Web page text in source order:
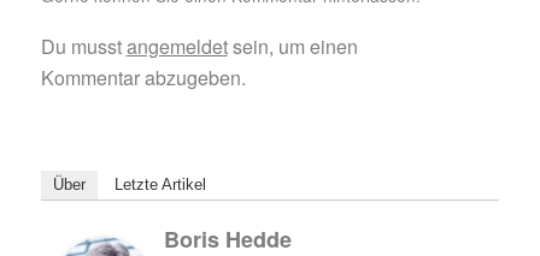
Du musstangemeldetsein, um einen
Kommentar abzugeben.
Über Letzte Artikel
Boris Hedde